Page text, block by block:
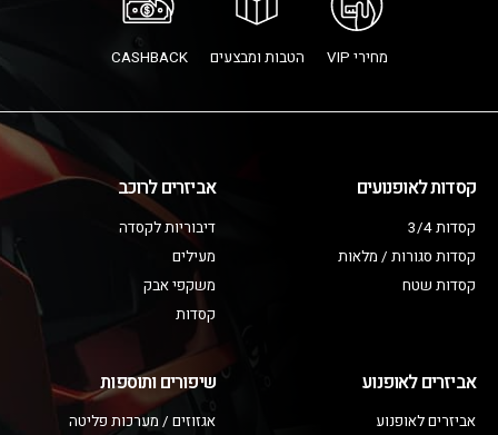
מחירי VIP הטבות ומבצעים CASHBACK
קסדות לאופנועים
קסדות 3/4
קסדות סגורות / מלאות
קסדות שטח
אביזרים לרוכב
דיבוריות לקסדה
מעילים
משקפי אבק
קסדות
אביזרים לאופנוע
אביזרים לאופנוע
שיפורים ותוספות
אגזוזים / מערכות פליטה